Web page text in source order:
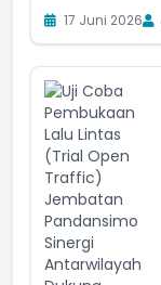
17 Juni 2026